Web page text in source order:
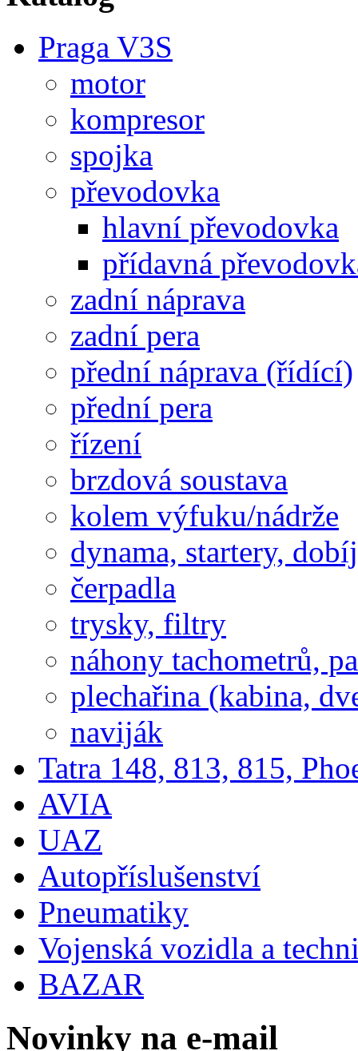
Praga V3S
motor
kompresor
spojka
převodovka
hlavní převodovka
přídavná
zadní náprava
zadní pera
přední náprava (řídící)
přední pera
řízení
brzdová soustava
kolem výfuku/nádrže
dynama, startery,
čerpadla
trysky, filtry
náhony tachometrů,
plechařina (kabina,
naviják
Tatra 148, 813, 815,
AVIA
UAZ
Autopříslušenství
Pneumatiky
Vojenská vozidla a
BAZAR
Novinky na e-mail